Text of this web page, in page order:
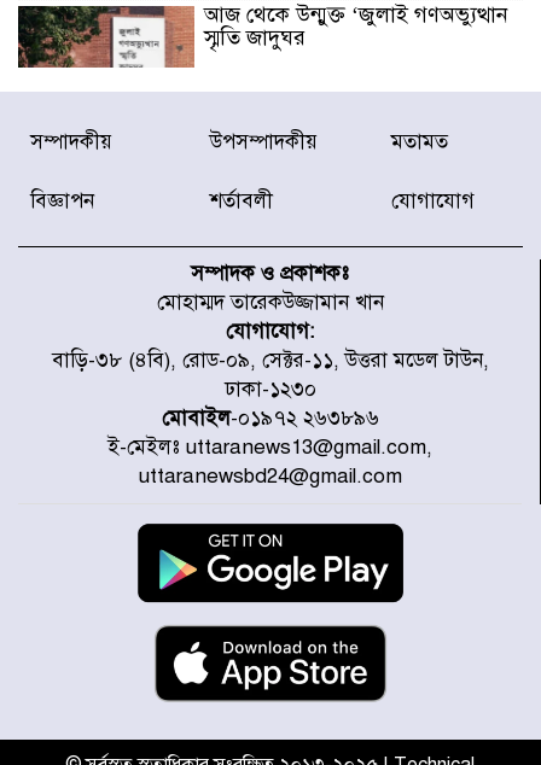
আজ থেকে উন্মুক্ত ‘জুলাই গণঅভ্যুত্থান
স্মৃতি জাদুঘর
রাজধানীর উত্তরা আঞ্চলিক পাসপোর্ট
অফিসের সামনে দালাল চক্রের ১৩ জন
করেছে র‌্যাব-১
চূড়ান্ত পর্যায়ে : ইরান
প্রত্যেক অপরাধীর বিচার এ দেশেই
হবে, সে যত শক্তিশালীই হোক না কেন,
চট্টগ্রামে জুলাই গণঅভ্যুত্থান দিবসে
প্রতিমন্ত্রী মীর হেলাল
আগামী ৫ দিন বৃষ্টির আভাস
হাসিনার বক্তব্য প্রচারে ভারতের সমর্থন
জুলাই গণঅভ্যুত্থানে আহত যোদ্ধা
মিতুর খোঁজ নিলেন প্রধানমন্ত্রী
সম্পাদকীয় উপসম্পাদকীয় মতামত
বিজ্ঞাপন শর্তাবলী যোগাযোগ
সম্পাদক ও প্রকাশকঃ
মোহাম্মদ তারেকউজ্জামান খান
যোগাযোগ:
বাড়ি-৩৮ (৪বি), রোড-০৯, সেক্টর-১১, উত্তরা মডেল টাউন,
ঢাকা-১২৩০
মোবাইল-০১৯৭২ ২৬৩৮৯৬
ই-মেইলঃ uttaranews13@gmail.com,
uttaranewsbd24@gmail.com